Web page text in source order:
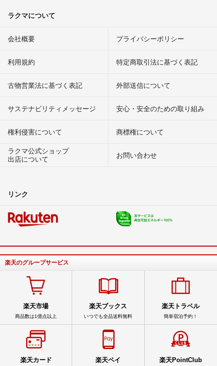
ラクマについて
会社概要 プライバシーポリシー
利用規約 特定商取引法に基づく表記
古物営業法に基づく表記 外部送信について
サステナビリティメッセージ 安心・安全のための取り組み
権利侵害について
商標権について
ラクマ公式ショップ
出店について
お問い合わせ
リンク
楽天のグループサービス
楽天市場
商品数は1億点以上
楽天ブックス
いつでも全品送料無料
楽天トラベル
簡単宿泊予約！
楽天カード 楽天ペイ 楽天PointClub